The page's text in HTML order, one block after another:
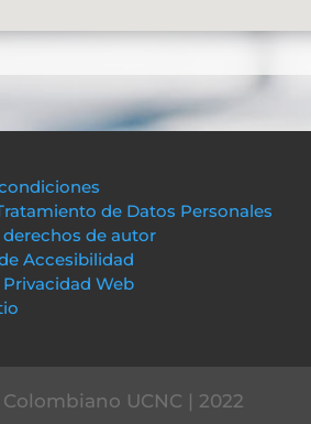
de Datos Personales
derechos de autor
Accesibilidad
Privacidad Web
UCNC | 2022